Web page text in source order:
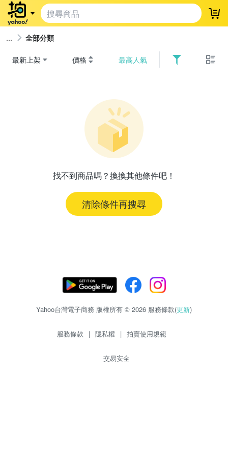
登
全部分類
最新上架 價格 最高人氣
找不到商品嗎？換換其他條件吧！
清除條件再搜尋
Yahoo台灣電子商務 版權所有 © 2026 服務條款(更新)
服務條款 | 隱私權 | 拍賣使用規範
交易安全